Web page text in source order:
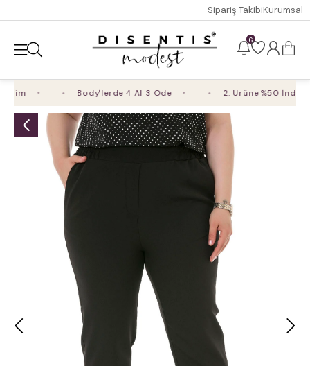
Sipariş TakibiKurumsal
6
Body'lerde 4 Al 3 Öde 2. Ürüne %50 İndirim